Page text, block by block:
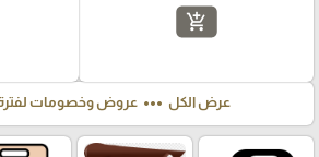
add_shopping_cart
عرض الكل more_horiz عروض وخصومات